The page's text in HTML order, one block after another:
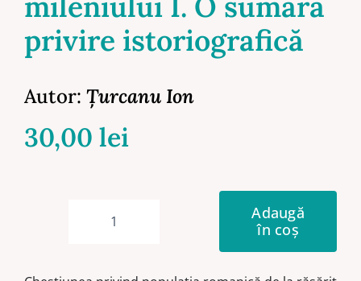
privire istoriografică
Autor: Ţurcanu Ion
30,00 lei
Cantitate
Adaugă
în coș